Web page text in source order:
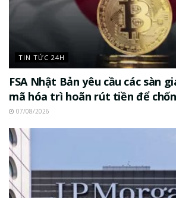
TIN TỨC 24H
FSA Nhật Bản yêu cầu các sàn
mã hóa trì hoãn rút tiền để
07/08/2026